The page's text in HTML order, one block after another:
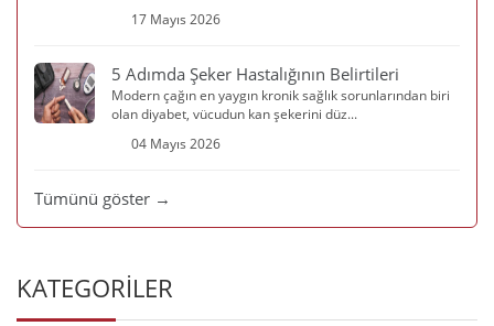
17 Mayıs 2026
5 Adımda Şeker Hastalığının Belirtileri
Modern çağın en yaygın kronik sağlık sorunlarından biri
olan diyabet, vücudun kan şekerini düz...
04 Mayıs 2026
Tümünü göster →
KATEGORİLER